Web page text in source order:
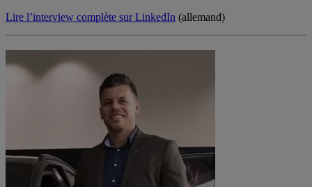
Lire l’interview complète sur LinkedIn (allemand)